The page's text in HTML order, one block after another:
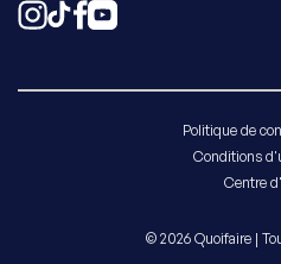
Politique de
Conditions
Centre
© 2026 Quoifaire |